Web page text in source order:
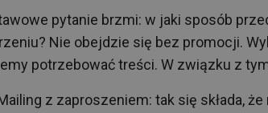
pytanie brzmi: w jaki sposób
Nie obejdzie się bez promocji.
potrzebować treści. W związku z
z zaproszeniem: tak się składa,